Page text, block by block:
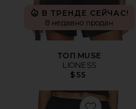
В ТРЕНДЕ СЕЙЧАС!
8 недавно продан
ТОП MUSE
LIONESS
$55